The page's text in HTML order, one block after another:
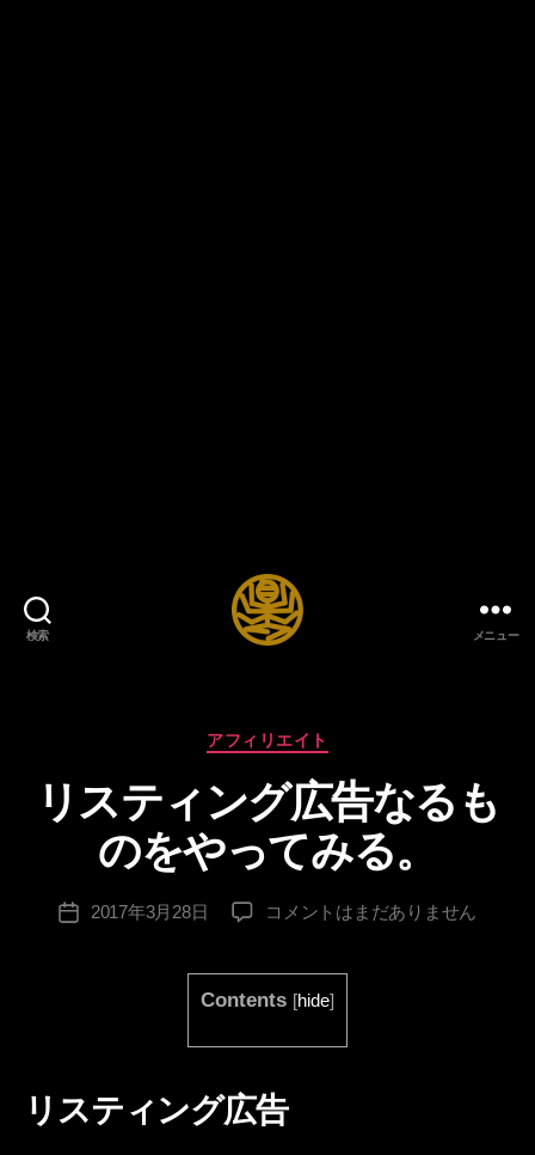
検索
足
生
活
ブ
ロ
メニュー
カ
ゴ
リ
ー
アフィリエイト
リスティング広告なるも
のをやってみる。
稿
者
:
lo
n
g
e
e
pr
投
2017年3月28日
リ
ィ
グ
告
な
コメントはまだありません
Contents [hide]
リスティング広告